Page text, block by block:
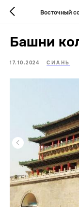
Восточный
Башни
17.10.2024 СИАНЬ